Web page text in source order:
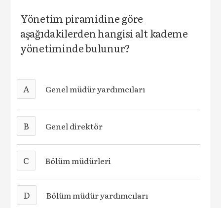
Yönetim piramidine göre
aşağıdakilerden hangisi alt kademe
yönetiminde bulunur?
A Genel müdür yardımcıları
B Genel direktör
C Bölüm müdürleri
D Bölüm müdür yardımcıları